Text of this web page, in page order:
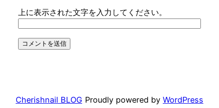
上に表示された文字を入力してください。
Cherishnail BLOG Proudly powered by WordPress